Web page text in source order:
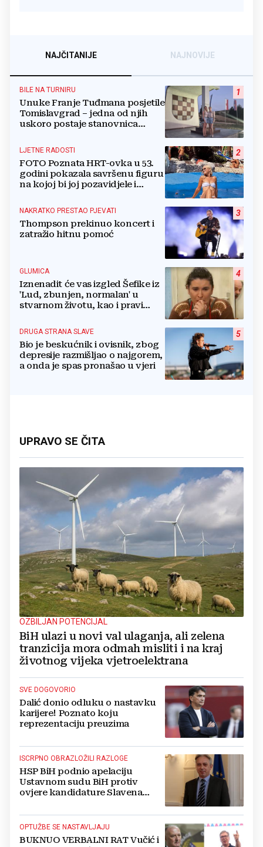
NAJČITANIJE NAJNOVIJE
1
BILE NA TURNIRU
Unuke Franje Tuđmana posjetile
Tomislavgrad – jedna od njih
uskoro postaje stanovnica
2
LJETNE RADOSTI
FOTO Poznata HRT-ovka u 53.
godini pokazala savršenu figuru
na kojoj bi joj pozavidjele i
3
NAKRATKO PRESTAO PJEVATI
Thompson prekinuo koncert i
zatražio hitnu pomoć
4
GLUMICA
Iznenadit će vas izgled Šefike iz
'Lud, zbunjen, normalan' u
stvarnom životu, kao i pravi
5
DRUGA STRANA SLAVE
Bio je beskućnik i ovisnik, zbog
depresije razmišljao o najgorem,
a onda je spas pronašao u vjeri
UPRAVO SE ČITA
OZBILJAN POTENCIJAL
BiH ulazi u novi val ulaganja, ali zelena
tranzicija mora odmah misliti i na kraj
životnog vijeka vjetroelektrana
SVE DOGOVORIO
Dalić donio odluku o nastavku
karijere! Poznato koju
reprezentaciju preuzima
ISCRPNO OBRAZLOŽILI RAZLOGE
HSP BiH podnio apelaciju
Ustavnom sudu BiH protiv
ovjere kandidature Slavena
OPTUŽBE SE NASTAVLJAJU
BUKNUO VERBALNI RAT Vučić i